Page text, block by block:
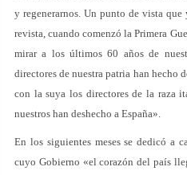
y regenerarnos. Un punto de vista que
revista, cuando comenzó la Primera
mirar a los últimos 60 años de
directores de nuestra patria han hecho
con la suya los directores de la raza
nuestros han deshecho a España».
En los siguientes meses se dedicó a
cuyo Gobierno «el corazón del país